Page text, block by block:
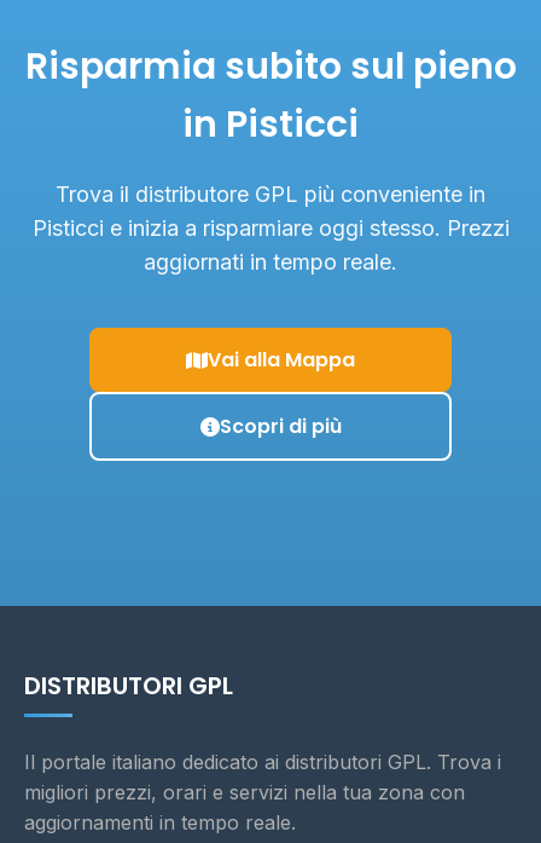
Risparmia subito sul pieno
in Pisticci
Trova il distributore GPL più conveniente in
Pisticci e inizia a risparmiare oggi stesso. Prezzi
aggiornati in tempo reale.
Vai alla Mappa
Scopri di più
DISTRIBUTORI GPL
Il portale italiano dedicato ai distributori GPL. Trova i
migliori prezzi, orari e servizi nella tua zona con
aggiornamenti in tempo reale.